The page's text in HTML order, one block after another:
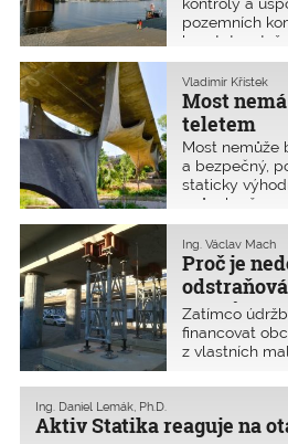
pozemních
konstatovat,
rozsahu, jako
Janově, je v
Mosty v ČR
tiskové
konala 31. října
Most
teletem
Vladimír Křístek
Most nemůže
a bezpečný,
staticky
způsob
k plýtvání
a zakládá na
funkčního a
Proč je
mostů
Ing. Václav Mach
Zatímco
financovat
z vlastních
vysoké
Aktiv Statika reaguje na
Ing. Daniel Lemák, Ph.D.